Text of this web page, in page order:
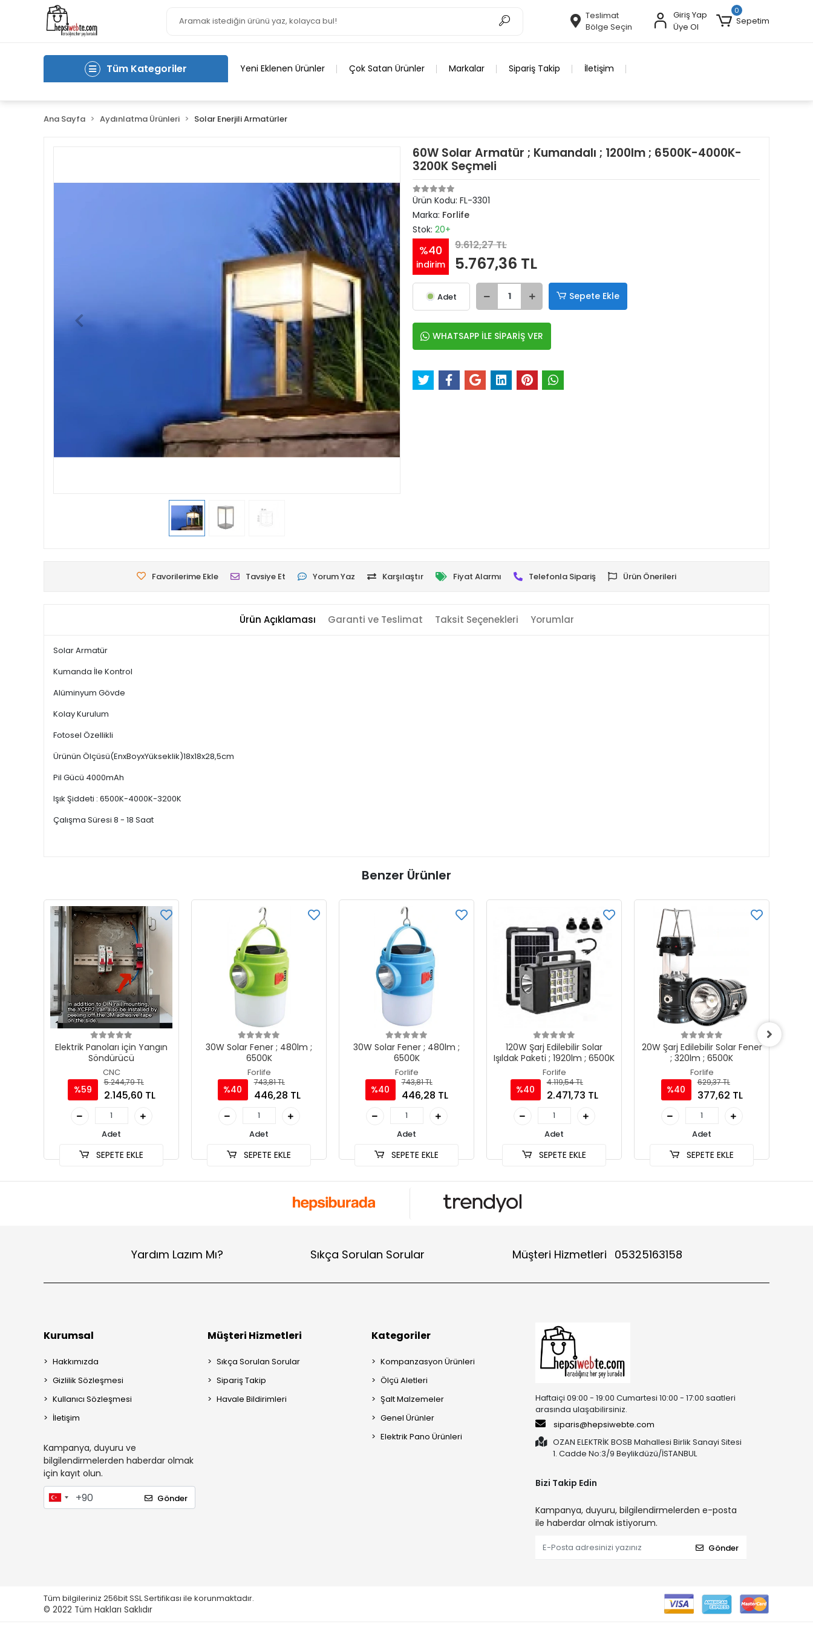
Teslimat
Bölge Seçin
Giriş Yap
Üye Ol
0
Sepetim
Tüm Kategoriler Yeni Eklenen Ürünler Çok Satan Ürünler Markalar Sipariş Takip İletişim
Ana Sayfa Aydınlatma Ürünleri Solar Enerjili Armatürler
60W Solar Armatür ; Kumandalı ; 1200lm ; 6500K-4000K-
3200K Seçmeli
Ürün Kodu: FL-3301
Marka: Forlife
Stok: 20+
%40
indirim
9.612,27 TL
5.767,36 TL
Adet Sepete Ekle
WHATSAPP İLE SİPARİŞ VER
Favorilerime Ekle Tavsiye Et Yorum Yaz Karşılaştır Fiyat Alarmı Telefonla Sipariş Ürün Önerileri
Ürün Açıklaması Garanti ve Teslimat Taksit Seçenekleri Yorumlar
Solar Armatür
Kumanda İle Kontrol
Alüminyum Gövde
Kolay Kurulum
Fotosel Özellikli
Ürünün Ölçüsü(EnxBoyxYükseklik)18x18x28,5cm
Pil Gücü 4000mAh
Işık Şiddeti : 6500K-4000K-3200K
Çalışma Süresi 8 - 18 Saat
Benzer Ürünler
Elektrik Panoları için Yangın
Söndürücü
CNC
%59
5.244,79 TL
2.145,60 TL
Adet
SEPETE EKLE
30W Solar Fener ; 480lm ;
6500K
Forlife
%40
743,81 TL
446,28 TL
Adet
SEPETE EKLE
30W Solar Fener ; 480lm ;
6500K
Forlife
%40
743,81 TL
446,28 TL
Adet
SEPETE EKLE
120W Şarj Edilebilir Solar
Işıldak Paketi ; 1920lm ; 6500K
Forlife
%40
4.119,54 TL
2.471,73 TL
Adet
SEPETE EKLE
20W Şarj Edilebilir Solar Fener
; 320lm ; 6500K
Forlife
%40
629,37 TL
377,62 TL
Adet
SEPETE EKLE
Yardım Lazım Mı? Sıkça Sorulan Sorular Müşteri Hizmetleri 05325163158
Kurumsal
Hakkımızda
Gizlilik Sözleşmesi
Kullanıcı Sözleşmesi
İletişim
Kampanya, duyuru ve
bilgilendirmelerden haberdar olmak
için kayıt olun.
Gönder
Müşteri Hizmetleri
Sıkça Sorulan Sorular
Sipariş Takip
Havale Bildirimleri
Kategoriler
Kompanzasyon Ürünleri
Ölçü Aletleri
Şalt Malzemeler
Genel Ürünler
Elektrik Pano Ürünleri
Haftaiçi 09:00 - 19:00 Cumartesi 10:00 - 17:00 saatleri
arasında ulaşabilirsiniz.
siparis@hepsiwebte.com
OZAN ELEKTRİK BOSB Mahallesi Birlik Sanayi Sitesi
1. Cadde No:3/9 Beylikdüzü/İSTANBUL
Bizi Takip Edin
Kampanya, duyuru, bilgilendirmelerden e-posta
ile haberdar olmak istiyorum.
Gönder
Tüm bilgileriniz 256bit SSL Sertifikası ile korunmaktadır.
© 2022 Tüm Hakları Saklıdır